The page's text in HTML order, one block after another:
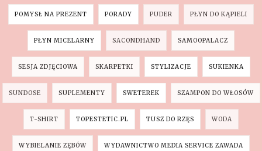
POMYSŁ NA PREZENT PORADY PUDER PŁYN DO KĄPIELI
PŁYN MICELARNY SACONDHAND SAMOOPALACZ
SESJA ZDJĘCIOWA SKARPETKI STYLIZACJE SUKIENKA
SUNDOSE SUPLEMENTY SWETEREK SZAMPON DO WŁOSÓW
T-SHIRT TOPESTETIC.PL TUSZ DO RZĘS WODA
WYBIELANIE ZĘBÓW WYDAWNICTWO MEDIA SERVICE ZAWADA